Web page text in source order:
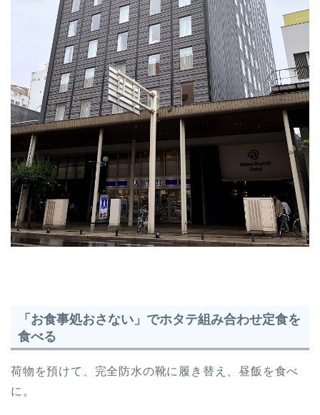
「お食事処おさない」でホタテ組み合わせ定食を
食べる
荷物を預けて、完全防水の靴に履き替え、昼飯を食べ
に。